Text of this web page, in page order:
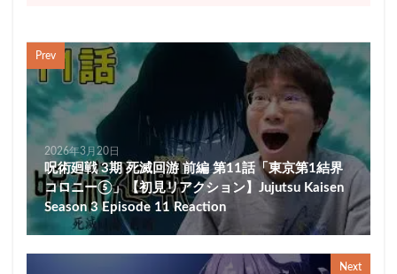
Prev
2026年3月20日
呪術廻戦 3期 死滅回游 前編 第11話「東京第1結界
コロニー⑤」【初見リアクション】Jujutsu Kaisen
Season 3 Episode 11 Reaction
Next